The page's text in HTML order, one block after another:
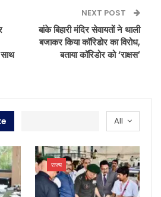
NEXT POST
बांके बिहारी मंदिर सेवायतों ने थाली
बजाकर किया कॉरिडोर का विरोध,
बताया कॉरिडोर को ‘राक्षस’
All
राज्य